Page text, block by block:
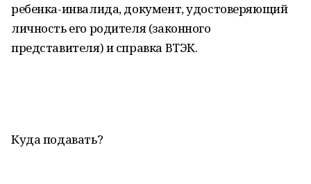
ребенка-инвалида, документ, удостоверяющий
личность его родителя (законного
представителя) и справка ВТЭК.
Куда подавать?